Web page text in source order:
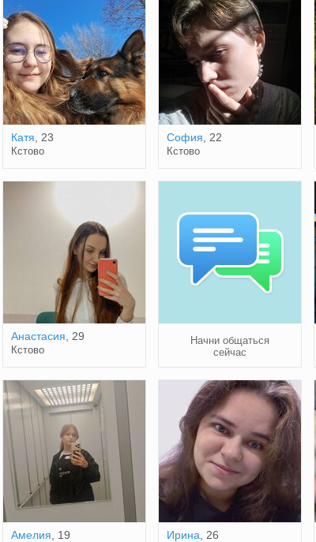
Катя , 23
Кстово
София , 22
Кстово
Анастасия , 29
Кстово
Начни общаться
сейчас
Амелия , 19 Ирина , 26